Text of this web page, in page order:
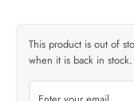
This product is out of
when it is back in stock.